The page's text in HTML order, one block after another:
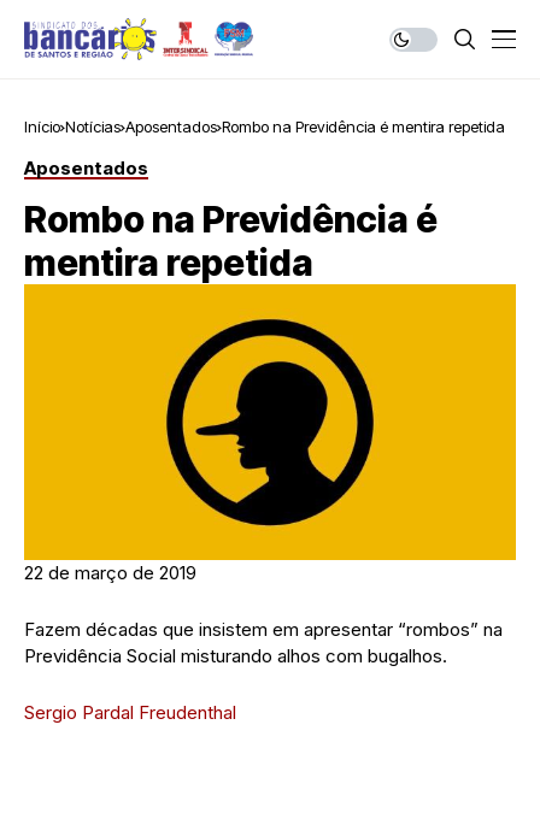
Início Notícias Aposentados Rombo na Previdência é mentira repetida
Aposentados
Rombo na Previdência é
mentira repetida
22 de março de 2019
Fazem décadas que insistem em apresentar “rombos” na
Previdência Social misturando alhos com bugalhos.
Sergio Pardal Freudenthal